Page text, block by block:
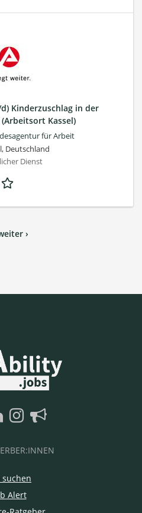
Kinderzuschlag in der
Kassel)
für Arbeit
Deutschland
Dienst
›
suchen
Alert